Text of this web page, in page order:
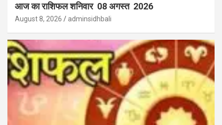
आज का राशिफल शनिवार 08 अगस्त 2026
August 8, 2026 adminsidhbali